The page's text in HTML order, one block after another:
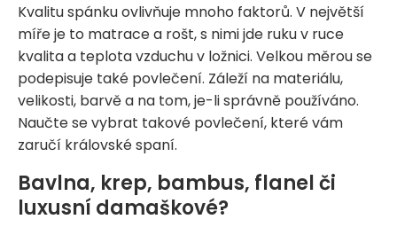
Kvalitu spánku ovlivňuje mnoho faktorů. V největší
míře je to matrace a rošt, s nimi jde ruku v ruce
kvalita a teplota vzduchu v ložnici. Velkou měrou se
podepisuje také povlečení. Záleží na materiálu,
velikosti, barvě a na tom, je-li správně používáno.
Naučte se vybrat takové povlečení, které vám
zaručí královské spaní.
Bavlna, krep, bambus, flanel či
luxusní damaškové?